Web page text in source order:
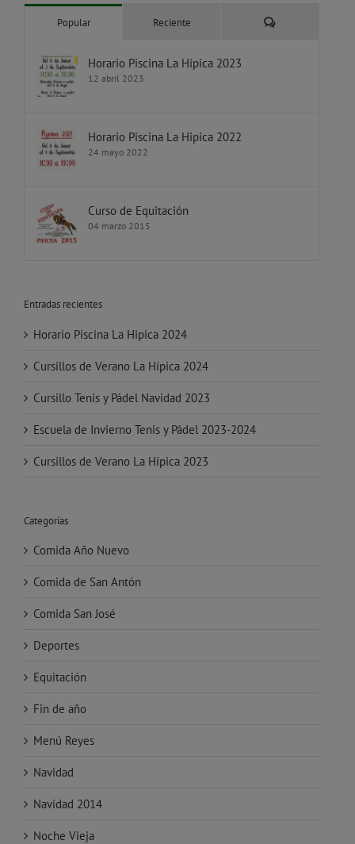
Popular Reciente Comentarios
Horario Piscina La Hipica 2023
12 abril 2023
Horario Piscina La Hipica 2022
24 mayo 2022
Curso de Equitación
04 marzo 2015
Entradas recientes
Horario Piscina La Hipica 2024
Cursillos de Verano La Hípica 2024
Cursillo Tenis y Pádel Navidad 2023
Escuela de Invierno Tenis y Pádel 2023-2024
Cursillos de Verano La Hípica 2023
Categorías
Comida Año Nuevo
Comida de San Antón
Comida San José
Deportes
Equitación
Fin de año
Menú Reyes
Navidad
Navidad 2014
Noche Vieja